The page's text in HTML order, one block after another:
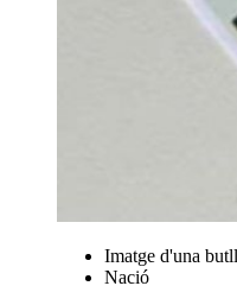
Imatge d'una
Nació